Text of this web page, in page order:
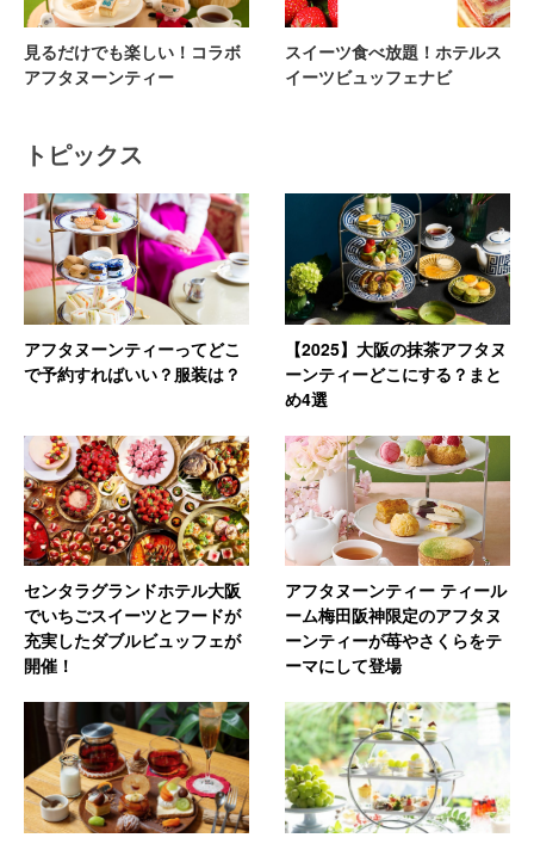
見るだけでも楽しい！コラボ
アフタヌーンティー
スイーツ食べ放題！ホテルス
イーツビュッフェナビ
トピックス
アフタヌーンティーってどこ
で予約すればいい？服装は？
【2025】大阪の抹茶アフタヌ
ーンティーどこにする？まと
め4選
センタラグランドホテル大阪
でいちごスイーツとフードが
充実したダブルビュッフェが
開催！
アフタヌーンティー ティール
ーム梅田阪神限定のアフタヌ
ーンティーが苺やさくらをテ
ーマにして登場